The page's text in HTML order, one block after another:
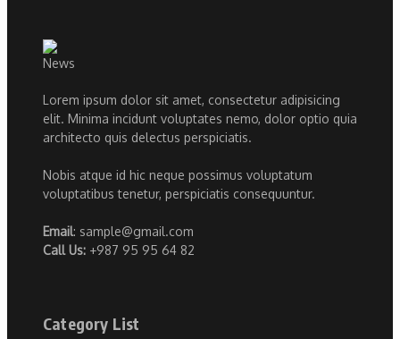
Lorem ipsum dolor sit amet, consectetur adipisicing
elit. Minima incidunt voluptates nemo, dolor optio quia
architecto quis delectus perspiciatis.
Nobis atque id hic neque possimus voluptatum
voluptatibus tenetur, perspiciatis consequuntur.
Email: sample@gmail.com
Call Us: +987 95 95 64 82
Category List